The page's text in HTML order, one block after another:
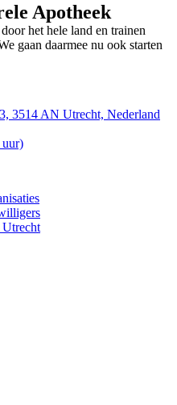
Apotheek
het hele land en trainen
gaan daarmee nu ook starten
3514 AN Utrecht, Nederland
uur)